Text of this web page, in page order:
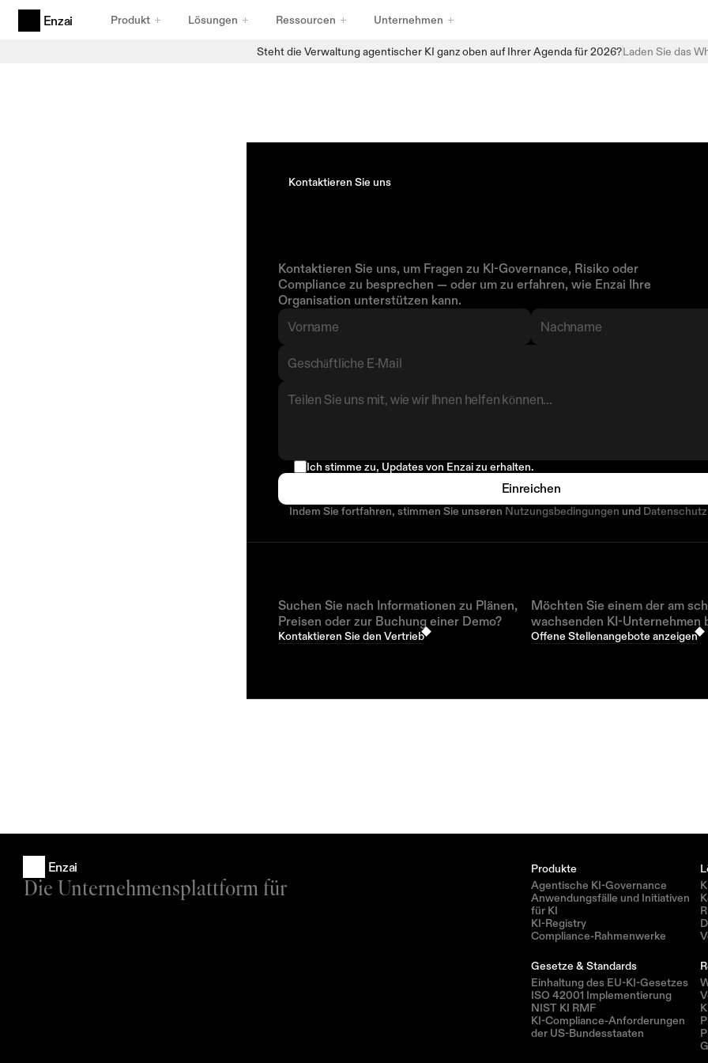
Steht die Verwaltung agentischer KI ganz oben auf Ihrer Agenda für 2026?Laden Sie das
Enzai Produkt Lösungen Ressourcen Unternehmen
Inventaren bis hin zu automatisierten Bewertungen und
direkt in alltägliche KI-Workflows einzubetten — ohne die
Kontaktieren Sie uns
Kontaktieren Sie uns, um Fragen zu KI-Governance, Risiko oder
Compliance zu besprechen — oder um zu erfahren, wie Enzai Ihre
Organisation unterstützen kann.
Ich stimme zu, Updates von Enzai zu erhalten.
Einreichen
Indem Sie fortfahren, stimmen Sie unseren Nutzungsbedingungen und
Suchen Sie nach Informationen zu Plänen,
Preisen oder zur Buchung einer Demo?
Kontaktieren Sie den Vertrieb
Möchten Sie einem der am
wachsenden KI-Unternehmen
Offene Stellenangebote anzeigen
Enzai
Die Unternehmensplattform für
Produkte
Agentische KI-Governance
Anwendungsfälle und Initiativen
für KI
KI-Registry
Compliance-Rahmenwerke
Gesetze & Standards
Einhaltung des EU-KI-Gesetzes
ISO 42001 Implementierung
NIST KI RMF
KI-Compliance-Anforderungen
der US-Bundesstaaten